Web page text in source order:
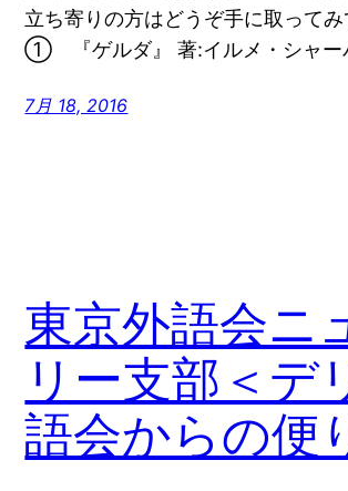
立ち寄りの方はどうぞ手に取ってみ
① 『ゲルダ』 著:イルメ・シャ
7月 18, 2016
東京外語会ニ
リー支部＜デ
語会からの便